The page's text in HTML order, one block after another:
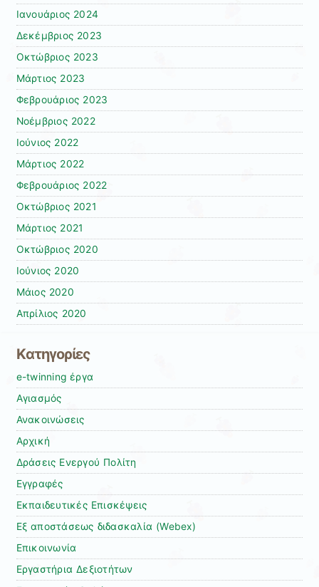
Ιανουάριος 2024
Δεκέμβριος 2023
Οκτώβριος 2023
Μάρτιος 2023
Φεβρουάριος 2023
Νοέμβριος 2022
Ιούνιος 2022
Μάρτιος 2022
Φεβρουάριος 2022
Οκτώβριος 2021
Μάρτιος 2021
Οκτώβριος 2020
Ιούνιος 2020
Μάιος 2020
Απρίλιος 2020
Kατηγορίες
e-twinning έργα
Αγιασμός
Ανακοινώσεις
Αρχική
Δράσεις Ενεργού Πολίτη
Εγγραφές
Εκπαιδευτικές Επισκέψεις
Εξ αποστάσεως διδασκαλία (Webex)
Επικοινωνία
Εργαστήρια Δεξιοτήτων